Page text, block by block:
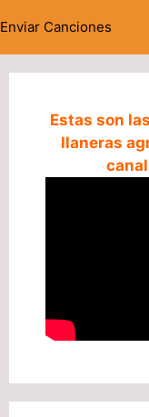
Enviar Canciones
Estas son
llaneras